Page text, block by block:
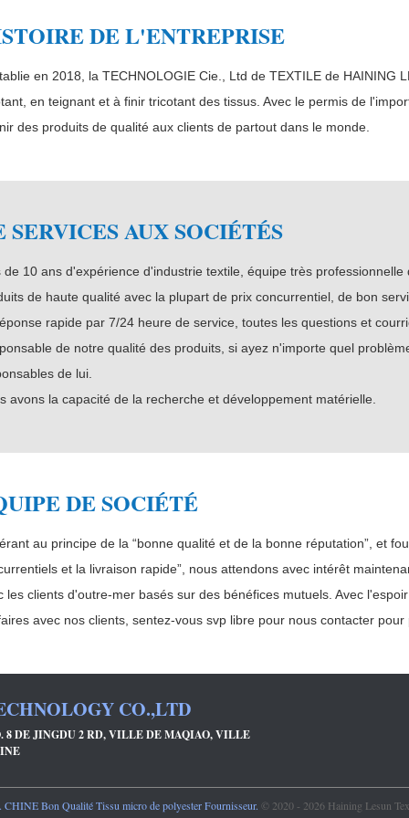
DE L'ENTREPRISE
en 2018, la TECHNOLOGIE Cie., Ltd de TEXTILE de HAINING
en teignant et à finir tricotant des tissus. Avec le permis de
des produits de qualité aux clients de partout dans le monde.
SERVICES AUX SOCIÉTÉS
de 10 ans d'expérience d'industrie textile, équipe très professionnelle
de haute qualité avec la plupart de prix concurrentiel, de bon
rapide par 7/24 heure de service, toutes les questions et
de notre qualité des produits, si ayez n'importe quel
de lui.
avons la capacité de la recherche et développement matérielle.
DE SOCIÉTÉ
au principe de la “bonne qualité et de la bonne réputation”, et
et la livraison rapide”, nous attendons avec intérêt
les clients d'outre-mer basés sur des bénéfices mutuels. Avec
avec nos clients, sentez-vous svp libre pour nous contacter pour
CO.,LTD
8 DE JINGDU 2 RD, VILLE DE MAQIAO, VILLE
Bon Qualité Tissu micro de polyester Fournisseur. © 2020 - 2026 Haining Lesun